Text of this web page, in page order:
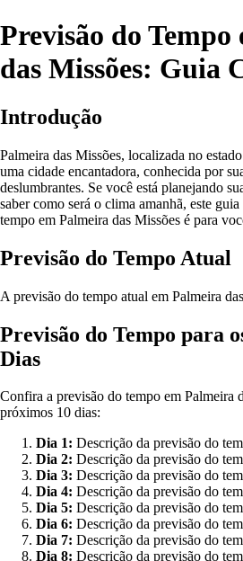
Previsão do
das Missões: Guia
Introdução
Palmeira das Missões, localizada no
uma cidade encantadora, conhecida por
deslumbrantes. Se você está planejando
saber como será o clima amanhã, este
tempo em Palmeira das Missões é para
Previsão do Tempo Atual
A previsão do tempo atual em Palmeira
Previsão do Tempo para
Dias
Confira a previsão do tempo em Palmeira
próximos 10 dias:
Dia 1: Descrição da previsão do
Dia 2: Descrição da previsão do
Dia 3: Descrição da previsão do
Dia 4: Descrição da previsão do
Dia 5: Descrição da previsão do
Dia 6: Descrição da previsão do
Dia 7: Descrição da previsão do
Dia 8: Descrição da previsão do